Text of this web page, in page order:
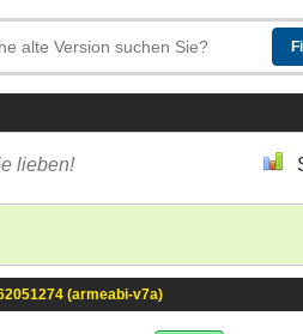
lieben!
(armeabi-v7a)